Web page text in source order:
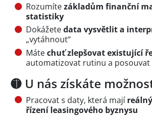
Rozumítezákladům finanční
statistiky
Dokážetedata vysvětlit a
„vytáhnout“
Mátechuť zlepšovat existující
automatizovat rutinu a
🟡 U nás získáte
Pracovat s daty, která mají
řízení leasingového byznysu